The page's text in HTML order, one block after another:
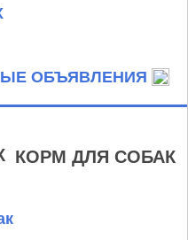
ОБЪЯВЛЕНИЯ
КОРМ ДЛЯ СОБАК